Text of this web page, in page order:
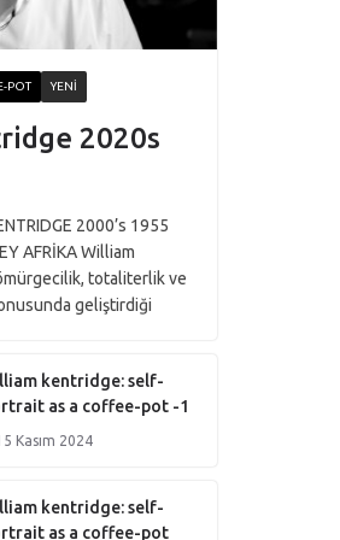
POT YENI
2020s
2000’s 1955
AFRİKA William
totaliterlik ve
geliştirdiği
kentridge: self-
as a coffee-pot -1
Kasım 2024
kentridge: self-
as a coffee-pot